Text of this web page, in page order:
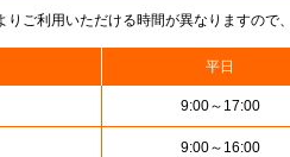
ご利用いただける時間が異なりますので
平日
9:00～17:00
9:00～16:00